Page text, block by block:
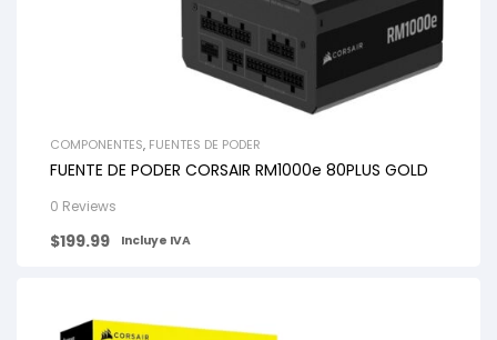
COMPONENTES, FUENTES DE PODER
FUENTE DE PODER CORSAIR RM1000e 80PLUS GOLD
0 Reviews
$199.99 Incluye IVA